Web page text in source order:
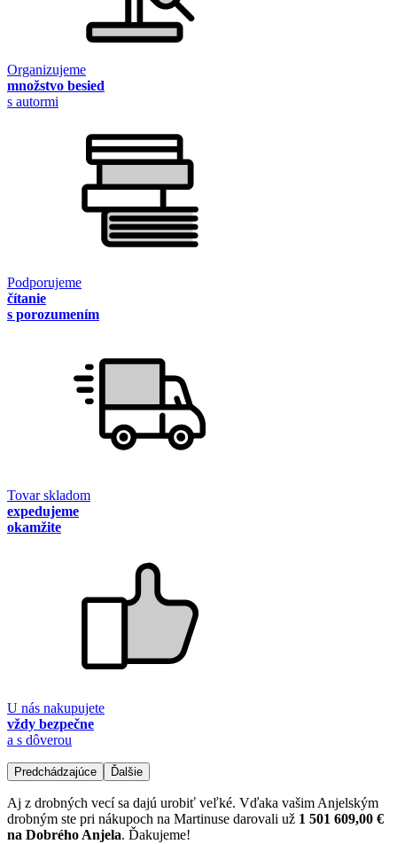
Organizujeme
množstvo besied
s autormi
Podporujeme
čítanie
s porozumením
Tovar skladom
expedujeme
okamžite
U nás nakupujete
vždy bezpečne
a s dôverou
Predchádzajúce Ďalšie
Aj z drobných vecí sa dajú urobiť veľké. Vďaka vašim Anjelským
drobným ste pri nákupoch na Martinuse darovali už 1 501 609,00 €
na Dobrého Anjela. Ďakujeme!